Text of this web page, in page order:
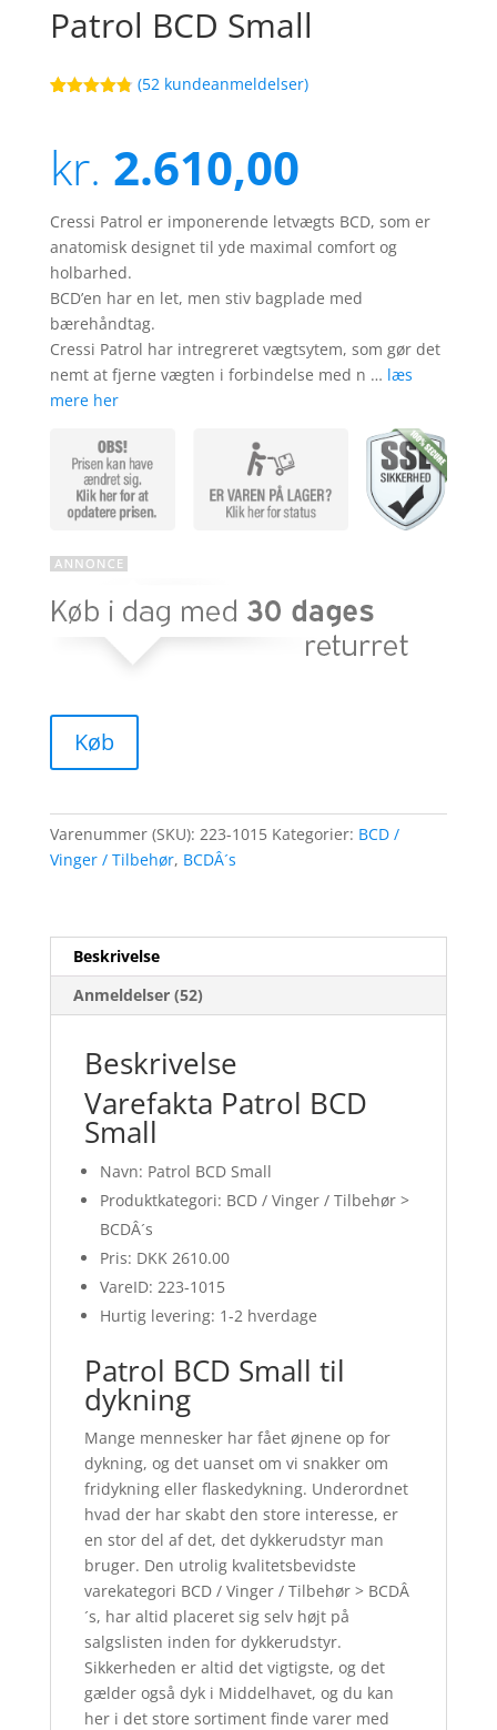
Patrol BCD Small
baseret på
kundebedøm
melser
(52 kundeanmeldelser)
kr. 2.610,00
Cressi Patrol er imponerende letvægts BCD, som er
anatomisk designet til yde maximal comfort og
holbarhed.
BCD’en har en let, men stiv bagplade med
bærehåndtag.
Cressi Patrol har intregreret vægtsytem, som gør det
nemt at fjerne vægten i forbindelse med n … læs
mere her
Køb
Varenummer (SKU): 223-1015 Kategorier: BCD /
Vinger / Tilbehør, BCDÂ´s
Beskrivelse
Anmeldelser (52)
Beskrivelse
Varefakta Patrol BCD
Small
Navn: Patrol BCD Small
Produktkategori: BCD / Vinger / Tilbehør >
BCDÂ´s
Pris: DKK 2610.00
VareID: 223-1015
Hurtig levering: 1-2 hverdage
Patrol BCD Small til
dykning
Mange mennesker har fået øjnene op for
dykning, og det uanset om vi snakker om
fridykning eller flaskedykning. Underordnet
hvad der har skabt den store interesse, er
en stor del af det, det dykkerudstyr man
bruger. Den utrolig kvalitetsbevidste
varekategori BCD / Vinger / Tilbehør > BCDÂ
´s, har altid placeret sig selv højt på
salgslisten inden for dykkerudstyr.
Sikkerheden er altid det vigtigste, og det
gælder også dyk i Middelhavet, og du kan
her i det store sortiment finde varer med